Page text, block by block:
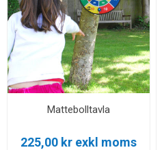
Mattebolltavla
225,00 kr exkl moms